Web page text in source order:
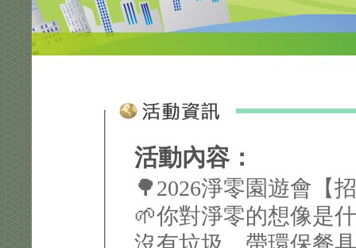
活動內容：
🌳2026淨零園遊會【
🌱你對淨零的想像是